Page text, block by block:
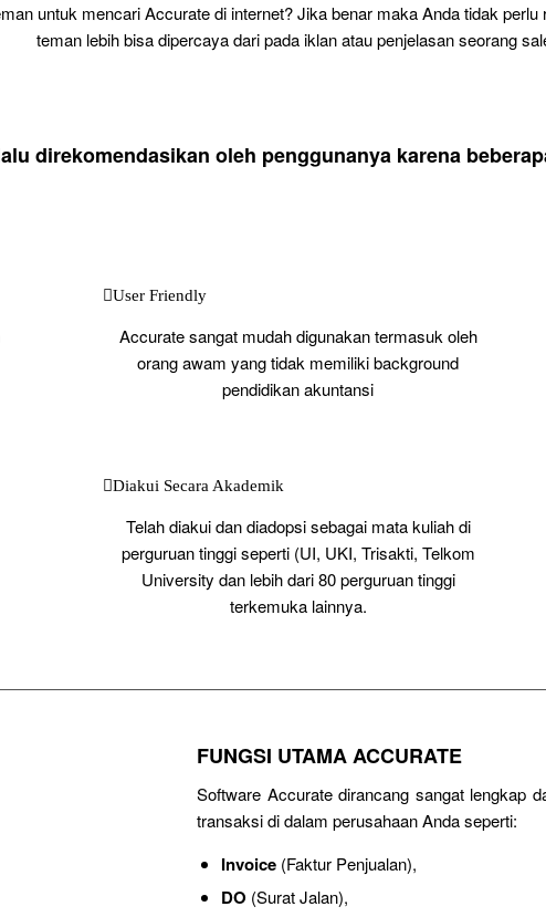
untuk mencari Accurate di internet? Jika benar maka Anda tidak
teman lebih bisa dipercaya dari pada iklan atau penjelasan seorang
direkomendasikan oleh penggunanya karena
User Friendly
Accurate sangat mudah digunakan termasuk oleh
orang awam yang tidak memiliki background
pendidikan akuntansi
Diakui Secara Akademik
Telah diakui dan diadopsi sebagai mata kuliah di
perguruan tinggi seperti (UI, UKI, Trisakti, Telkom
University dan lebih dari 80 perguruan tinggi
terkemuka lainnya.
FUNGSI UTAMA ACCURATE
Software Accurate dirancang sangat lengkap
transaksi di dalam perusahaan Anda seperti:
Invoice (Faktur Penjualan),
DO (Surat Jalan),